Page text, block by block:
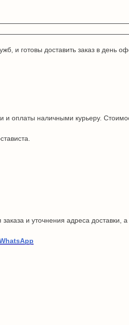
и готовы доставить заказ в день
наличными курьеру.
и уточнения адреса доставки, а